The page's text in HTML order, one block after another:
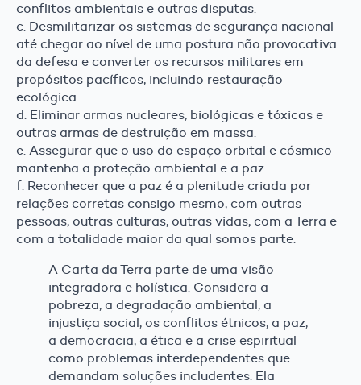
conflitos ambientais e outras disputas.
c. Desmilitarizar os sistemas de segurança nacional
até chegar ao nível de uma postura não provocativa
da defesa e converter os recursos militares em
propósitos pacíficos, incluindo restauração
ecológica.
d. Eliminar armas nucleares, biológicas e tóxicas e
outras armas de destruição em massa.
e. Assegurar que o uso do espaço orbital e cósmico
mantenha a proteção ambiental e a paz.
f. Reconhecer que a paz é a plenitude criada por
relações corretas consigo mesmo, com outras
pessoas, outras culturas, outras vidas, com a Terra e
com a totalidade maior da qual somos parte.
A Carta da Terra parte de uma visão
integradora e holística. Considera a
pobreza, a degradação ambiental, a
injustiça social, os conflitos étnicos, a paz,
a democracia, a ética e a crise espiritual
como problemas interdependentes que
demandam soluções includentes. Ela